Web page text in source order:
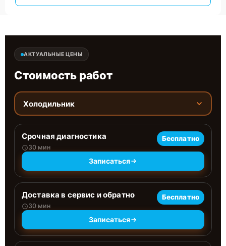
АКТУАЛЬНЫЕ ЦЕНЫ
Стоимость работ
Холодильник
Срочная диагностика
30 мин
Бесплатно
Записаться
Доставка в сервис и обратно
30 мин
Бесплатно
Записаться